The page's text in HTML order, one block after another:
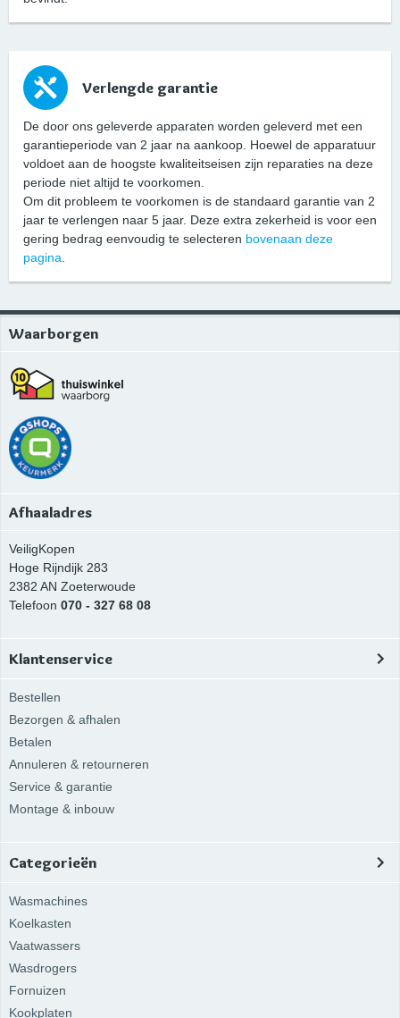
Verlengde garantie
De door ons geleverde apparaten worden geleverd met een
garantieperiode van 2 jaar na aankoop. Hoewel de apparatuur
voldoet aan de hoogste kwaliteitseisen zijn reparaties na deze
periode niet altijd te voorkomen.
Om dit probleem te voorkomen is de standaard garantie van 2
jaar te verlengen naar 5 jaar. Deze extra zekerheid is voor een
gering bedrag eenvoudig te selecteren bovenaan deze
pagina
Waarborgen
Afhaaladres
VeiligKopen
Hoge Rijndijk 283
2382 AN Zoeterwoude
Telefoon 070 - 327 68 08
Klantenservice
Bestellen
Bezorgen & afhalen
Betalen
Annuleren & retourneren
Service & garantie
Montage & inbouw
Categorieën
Wasmachines
Koelkasten
Vaatwassers
Wasdrogers
Fornuizen
Kookplaten